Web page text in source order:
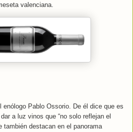
valenciana.
enólogo Pablo Ossorio. De él dice que es
a luz vinos que “no solo reflejan el
también destacan en el panorama